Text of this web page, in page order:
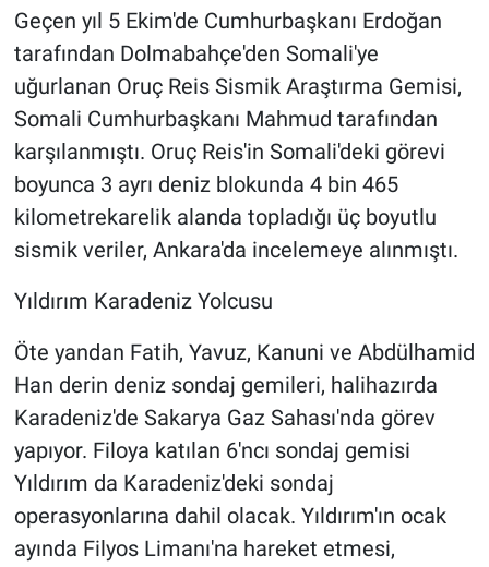
Geçen yıl 5 Ekim'de Cumhurbaşkanı Erdoğan
tarafından Dolmabahçe'den Somali'ye
uğurlanan Oruç Reis Sismik Araştırma Gemisi,
Somali Cumhurbaşkanı Mahmud tarafından
karşılanmıştı. Oruç Reis'in Somali'deki görevi
boyunca 3 ayrı deniz blokunda 4 bin 465
kilometrekarelik alanda topladığı üç boyutlu
sismik veriler, Ankara'da incelemeye alınmıştı.
Yıldırım Karadeniz Yolcusu
Öte yandan Fatih, Yavuz, Kanuni ve Abdülhamid
Han derin deniz sondaj gemileri, halihazırda
Karadeniz'de Sakarya Gaz Sahası'nda görev
yapıyor. Filoya katılan 6'ncı sondaj gemisi
Yıldırım da Karadeniz'deki sondaj
operasyonlarına dahil olacak. Yıldırım'ın ocak
ayında Filyos Limanı'na hareket etmesi,